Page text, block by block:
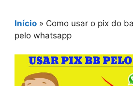
Início » Como usar o pix do
pelo whatsapp